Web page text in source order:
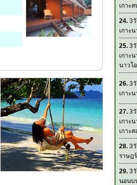
เกาะ
24. 3
เกาะ
25. 3
เกาะ
นาวโ
26. 3
เกาะ
27. 3
เกาะ
เกาะ
28. 3
ราษฎ
29. 3
นอนบ